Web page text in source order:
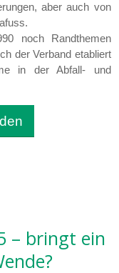
aber auch von
noch Randthemen
der Verband etabliert
in der Abfall- und
– bringt ein